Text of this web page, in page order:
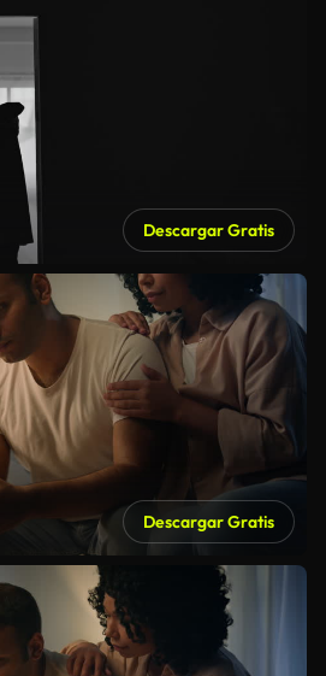
Descargar Gratis
Descargar Gratis